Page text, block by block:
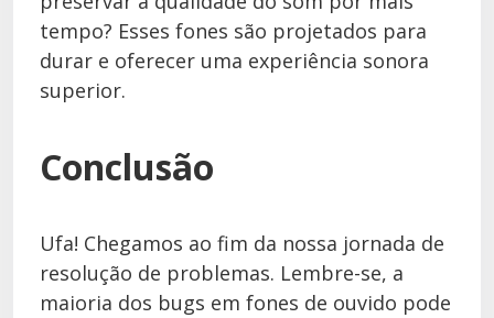
tempo? Esses fones são projetados para
durar e oferecer uma experiência sonora
superior.
Conclusão
Ufa! Chegamos ao fim da nossa jornada de
resolução de problemas. Lembre-se, a
maioria dos bugs em fones de ouvido pode